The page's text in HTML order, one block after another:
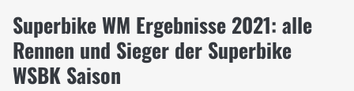
Superbike WM Ergebnisse 2021: alle
Rennen und Sieger der Superbike
WSBK Saison